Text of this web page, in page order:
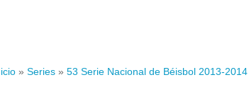
» Series » 53 Serie Nacional de Béisbol 2013-2014